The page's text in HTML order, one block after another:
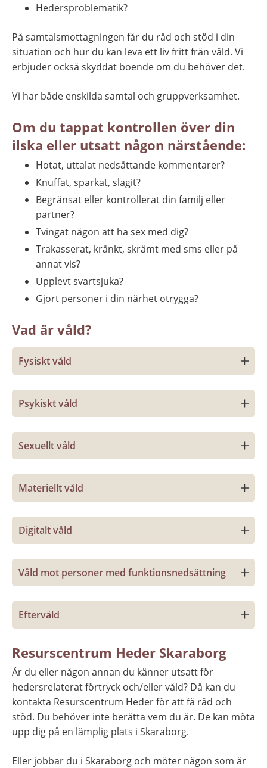
Hedersproblematik?
På samtalsmottagningen får du råd och stöd i din
situation och hur du kan leva ett liv fritt från våld. Vi
erbjuder också skyddat boende om du behöver det.
Vi har både enskilda samtal och gruppverksamhet.
Om du tappat kontrollen över din
ilska eller utsatt någon närstående:
Hotat, uttalat nedsättande kommentarer?
Knuffat, sparkat, slagit?
Begränsat eller kontrollerat din familj eller
partner?
Tvingat någon att ha sex med dig?
Trakasserat, kränkt, skrämt med sms eller på
annat vis?
Upplevt svartsjuka?
Gjort personer i din närhet otrygga?
Vad är våld?
Fysiskt våld
Psykiskt våld
Sexuellt våld
Materiellt våld
Digitalt våld
Våld mot personer med funktionsnedsättning
Eftervåld
Resurscentrum Heder Skaraborg
Är du eller någon annan du känner utsatt för
hedersrelaterat förtryck och/eller våld? Då kan du
kontakta Resurscentrum Heder för att få råd och
stöd. Du behöver inte berätta vem du är. De kan möta
upp dig på en lämplig plats i Skaraborg.
Eller jobbar du i Skaraborg och möter någon som är